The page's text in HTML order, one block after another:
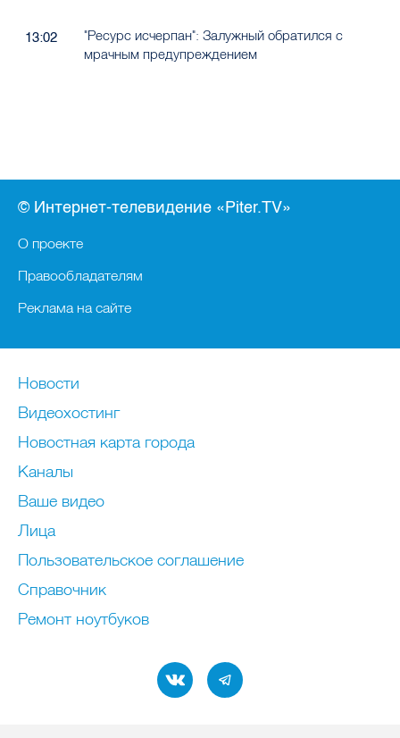
13:02
"Ресурс исчерпан": Залужный обратился с
мрачным предупреждением
© Интернет-телевидение «Piter.TV»
О проекте
Правообладателям
Реклама на сайте
Новости
Видеохостинг
Новостная карта города
Каналы
Ваше видео
Лица
Пользовательское соглашение
Справочник
Ремонт нoутбуков